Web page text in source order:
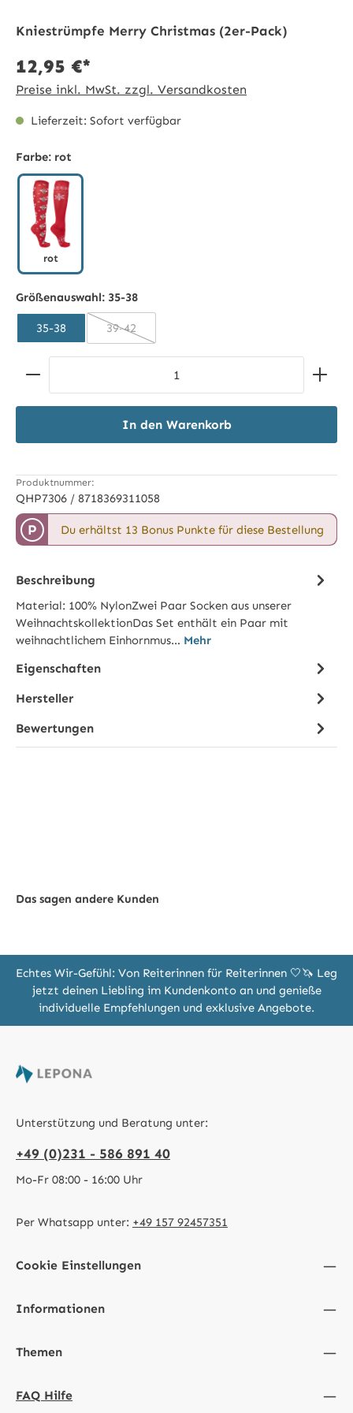
Kniestrümpfe Merry Christmas (2er-Pack)
12,95 €*
Preise inkl. MwSt. zzgl. Versandkosten
Lieferzeit: Sofort verfügbar
Farbe: rot
rot
Größenauswahl: 35-38
35-38 39-42
(Diese Option ist zurzeit nicht verfügbar.)
Produkt Anzahl: Gib den gewünschten Wert ein
In den Warenkorb
Produktnummer:
QHP7306 / 8718369311058
P Du erhältst 13 Bonus Punkte für diese Bestellung
Beschreibung
Material: 100% NylonZwei Paar Socken aus unserer
WeihnachtskollektionDas Set enthält ein Paar mit
weihnachtlichem Einhornmus… Mehr
Eigenschaften
Hersteller
Bewertungen
Das sagen andere Kunden
Echtes Wir-Gefühl: Von Reiterinnen für Reiterinnen 🤍🦄 Leg
jetzt deinen Liebling im Kundenkonto an und genieße
individuelle Empfehlungen und exklusive Angebote.
Unterstützung und Beratung unter:
+49 (0)231 - 586 891 40
Mo-Fr 08:00 - 16:00 Uhr
Per Whatsapp unter: +49 157 92457351
Cookie Einstellungen
Informationen
Themen
FAQ Hilfe